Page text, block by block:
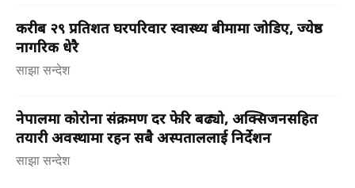
करीब २९ प्रतिशत घरपरिवार स्वास्थ्य बीमामा जोडिए, ज्येष्ठ
नागरिक धेरै
साझा सन्देश
नेपालमा कोरोना संक्रमण दर फेरि बढ्यो, अक्सिजनसहित
तयारी अवस्थामा रहन सबै अस्पताललाई निर्देशन
साझा सन्देश